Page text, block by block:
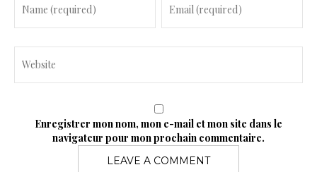
Enregistrer mon nom, mon e-mail et mon site dans le
navigateur pour mon prochain commentaire.